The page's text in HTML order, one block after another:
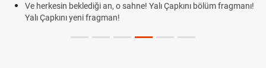
Ve herkesin beklediği an, o sahne! Yalı Çapkını bölüm fragmanı!
Yalı Çapkını yeni fragman!